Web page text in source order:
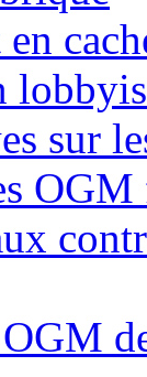
sur